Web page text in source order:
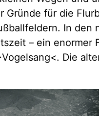
Gründe für die
In den
– ein
Die